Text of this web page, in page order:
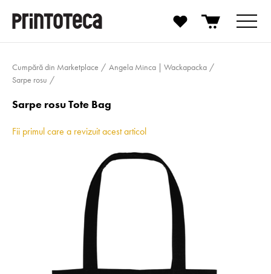
Cumpără din Marketplace
Angela Minca | Wackapacka
Sarpe rosu
Sarpe rosu Tote Bag
Fii primul care a revizuit acest articol